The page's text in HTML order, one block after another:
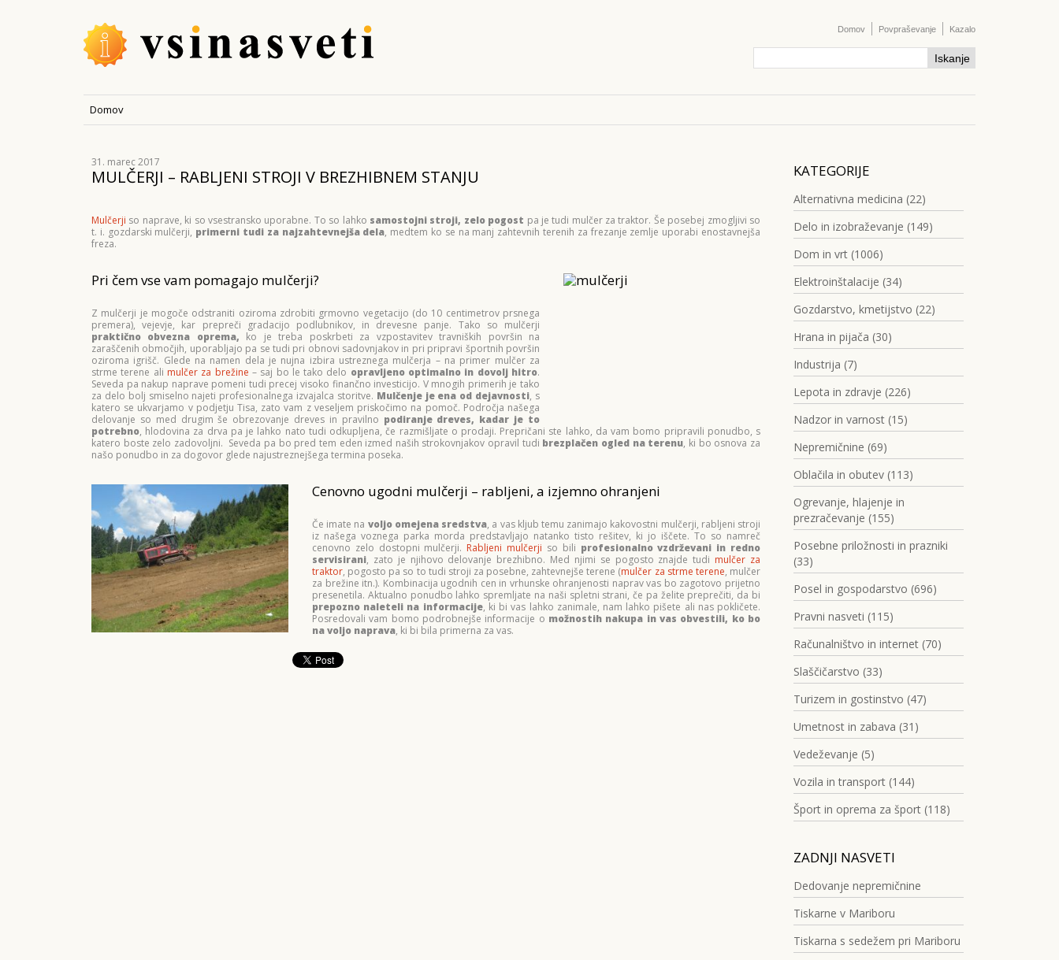
Domov Povpraševanje Kazalo
Domov
31. marec 2017
MULČERJI – RABLJENI STROJI V BREZHIBNEM STANJU
Mulčerji so naprave, ki so vsestransko uporabne. To so lahko samostojni stroji, zelo pogost pa je tudi mulčer za traktor. Še posebej zmogljivi so
t. i. gozdarski mulčerji, primerni tudi za najzahtevnejša dela, medtem ko se na manj zahtevnih terenih za frezanje zemlje uporabi enostavnejša
freza.
Pri čem vse vam pomagajo mulčerji?
Z mulčerji je mogoče odstraniti oziroma zdrobiti grmovno vegetacijo (do 10 centimetrov prsnega
premera), vejevje, kar prepreči gradacijo podlubnikov, in drevesne panje. Tako so mulčerji
praktično obvezna oprema, ko je treba poskrbeti za vzpostavitev travniških površin na
zaraščenih območjih, uporabljajo pa se tudi pri obnovi sadovnjakov in pri pripravi športnih površin
oziroma igrišč. Glede na namen dela je nujna izbira ustreznega mulčerja – na primer mulčer za
strme terene ali mulčer za brežine – saj bo le tako delo opravljeno optimalno in dovolj hitro.
Seveda pa nakup naprave pomeni tudi precej visoko finančno investicijo. V mnogih primerih je tako
za delo bolj smiselno najeti profesionalnega izvajalca storitve. Mulčenje je ena od dejavnosti, s
katero se ukvarjamo v podjetju Tisa, zato vam z veseljem priskočimo na pomoč. Področja našega
delovanje so med drugim še obrezovanje dreves in pravilno podiranje dreves, kadar je to
potrebno, hlodovina za drva pa je lahko nato tudi odkupljena, če razmišljate o prodaji. Prepričani ste lahko, da vam bomo pripravili ponudbo, s
katero boste zelo zadovoljni. Seveda pa bo pred tem eden izmed naših strokovnjakov opravil tudi brezplačen ogled na terenu, ki bo osnova za
našo ponudbo in za dogovor glede najustreznejšega termina poseka.
Cenovno ugodni mulčerji – rabljeni, a izjemno ohranjeni
Če imate na voljo omejena sredstva, a vas kljub temu zanimajo kakovostni mulčerji, rabljeni stroji
iz našega voznega parka morda predstavljajo natanko tisto rešitev, ki jo iščete. To so namreč
cenovno zelo dostopni mulčerji. Rabljeni mulčerji so bili profesionalno vzdrževani in redno
servisirani, zato je njihovo delovanje brezhibno. Med njimi se pogosto znajde tudi mulčer za
traktor, pogosto pa so to tudi stroji za posebne, zahtevnejše terene (mulčer za strme terene, mulčer
za brežine itn.). Kombinacija ugodnih cen in vrhunske ohranjenosti naprav vas bo zagotovo prijetno
presenetila. Aktualno ponudbo lahko spremljate na naši spletni strani, če pa želite preprečiti, da bi
prepozno naleteli na informacije, ki bi vas lahko zanimale, nam lahko pišete ali nas pokličete.
Posredovali vam bomo podrobnejše informacije o možnostih nakupa in vas obvestili, ko bo
na voljo naprava, ki bi bila primerna za vas.
KATEGORIJE
Alternativna medicina (22)
Delo in izobraževanje (149)
Dom in vrt (1006)
Elektroinštalacije (34)
Gozdarstvo, kmetijstvo (22)
Hrana in pijača (30)
Industrija (7)
Lepota in zdravje (226)
Nadzor in varnost (15)
Nepremičnine (69)
Oblačila in obutev (113)
Ogrevanje, hlajenje in
prezračevanje (155)
Posebne priložnosti in prazniki
(33)
Posel in gospodarstvo (696)
Pravni nasveti (115)
Računalništvo in internet (70)
Slaščičarstvo (33)
Turizem in gostinstvo (47)
Umetnost in zabava (31)
Vedeževanje (5)
Vozila in transport (144)
Šport in oprema za šport (118)
ZADNJI NASVETI
Dedovanje nepremičnine
Tiskarne v Mariboru
Tiskarna s sedežem pri Mariboru